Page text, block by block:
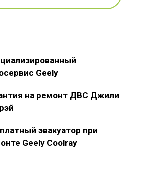
Geely
на ремонт ДВС Джили
эвакуатор при
Geely Coolray